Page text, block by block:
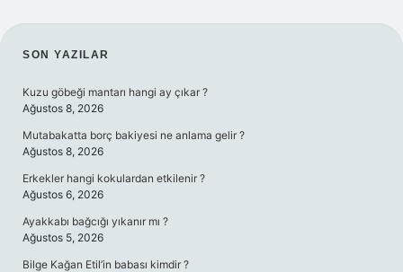
SIDEBAR
SON YAZILAR
Kuzu göbeği mantarı hangi ay çıkar ?
Ağustos 8, 2026
Mutabakatta borç bakiyesi ne anlama gelir ?
Ağustos 8, 2026
Erkekler hangi kokulardan etkilenir ?
Ağustos 6, 2026
Ayakkabı bağcığı yıkanır mı ?
Ağustos 5, 2026
Bilge Kağan Etil’in babası kimdir ?